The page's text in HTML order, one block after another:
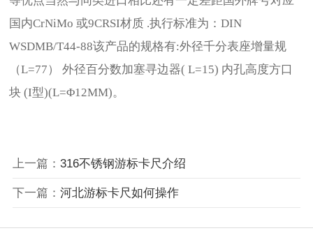
国内CrNiMo 或9CRSI材质 .执行标准为：DIN
WSDMB/T44-88该产品的规格有:外径千分表座增量规
（L=77） 外径百分数加塞寻边器( L=15) 内孔高度方口
块 (I型)(L=Φ12MM)。
上一篇： 316不锈钢游标卡尺介绍
下一篇： 河北游标卡尺如何操作